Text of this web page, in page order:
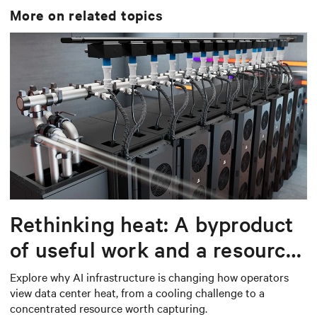
More on related topics
Rethinking heat: A byproduct
of useful work and a resource
worth capturing
Explore why AI infrastructure is changing how operators
view data center heat, from a cooling challenge to a
concentrated resource worth capturing.